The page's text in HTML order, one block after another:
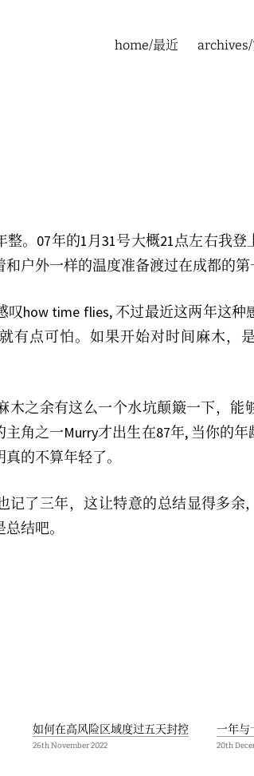
home/最近
。07年的1月31号大概21点左右我登
户外一样的温度准备渡过在成都的第
叹how time flies, 不过最近这两年这
有点可怕。如果开始对时间麻木，
木之余有这么一个水坑颠簸一下，能
角之一Murry才出生在87年, 当你的
的不算年轻了。
记了三年，这让特意的总结显得多余
结吧。
如何在高风险区域度过五天封控
26th November 2022
一年与
20th